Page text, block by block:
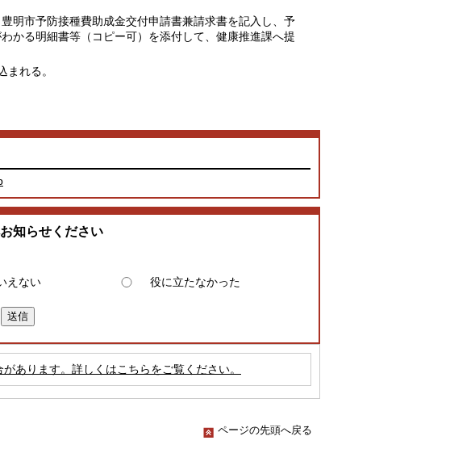
明市予防接種費助成金交付申請書兼請求書を記入し、予
かる明細書等（コピー可）を添付して、健康推進課へ提
れる。
知らせください
えない 役に立たなかった
あります。詳しくはこちらをご覧ください。
ページの先頭へ戻る